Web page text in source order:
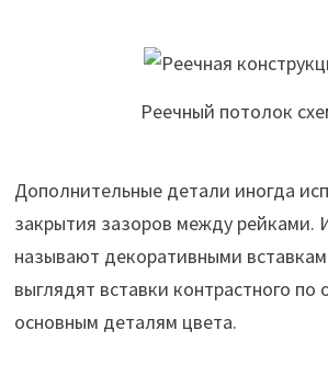
Реечный потолок
Дополнительные детали иногда
закрытия зазоров между рейками.
называют декоративными
выглядят вставки контрастного
основным деталям цвета.